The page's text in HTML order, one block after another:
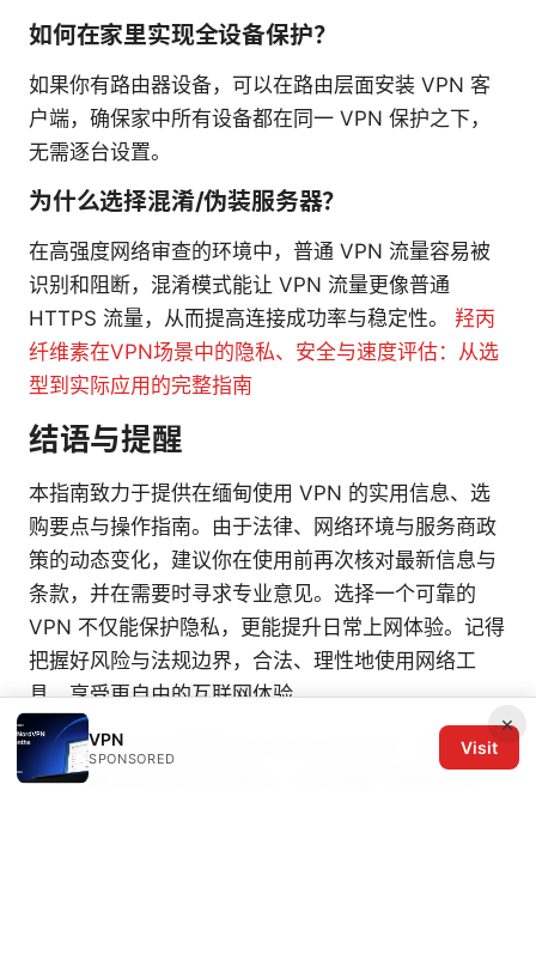
如何在家里实现全设备保护？
如果你有路由器设备，可以在路由层面安装 VPN 客
户端，确保家中所有设备都在同一 VPN 保护之下，
无需逐台设置。
为什么选择混淆/伪装服务器？
在高强度网络审查的环境中，普通 VPN 流量容易被
识别和阻断，混淆模式能让 VPN 流量更像普通
HTTPS 流量，从而提高连接成功率与稳定性。 羟丙
纤维素在VPN场景中的隐私、安全与速度评估：从选
型到实际应用的完整指南
结语与提醒
本指南致力于提供在缅甸使用 VPN 的实用信息、选
购要点与操作指南。由于法律、网络环境与服务商政
策的动态变化，建议你在使用前再次核对最新信息与
条款，并在需要时寻求专业意见。选择一个可靠的
VPN 不仅能保护隐私，更能提升日常上网体验。记得
把握好风险与法规边界，合法、理性地使用网络工
具，享受更自由的互联网体验。
备注：本文包含直接嵌入的 affiliate 内容，帮助你更
好地了解市场上的优质选择。若你想要了解更多关于
×
VPN
SPONSORED
Visit